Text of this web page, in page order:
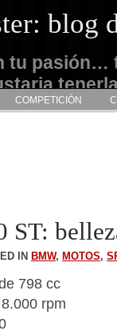
blog
tu pasión…
es tu
COMPETICIÓN
ST:
IN BMW, MOTOS,
798 cc
rpm